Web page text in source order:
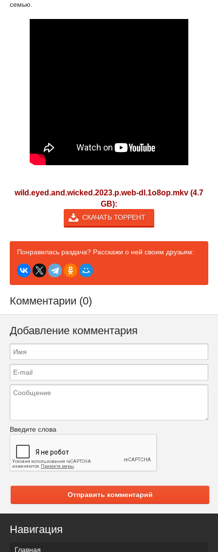
семью.
wild.eyed.and.wicked.2023.p.web-dl.1o8op.mkv (4.7
GB):
СКАЧАТЬ ТОРРЕНТ
Понравилась раздача? Расскажи о ней своим друзьям:
Комментарии (0)
Добавление комментария
Введите слова
Отправить комментарий
Навигация
Главная